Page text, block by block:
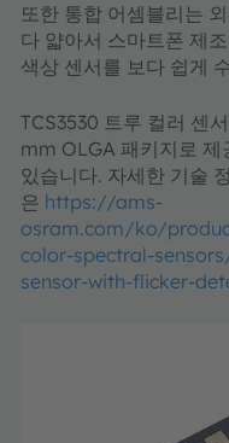
또한 통합 어셈블리는
다 얇아서 스마트폰 제
색상 센서를 보다 쉽게
TCS3530 트루 컬러 센
mm OLGA 패키지로 제
있습니다. 자세한 기술
은 https://ams-
osram.com/ko/
color-spectral-
sensor-with-flicker-